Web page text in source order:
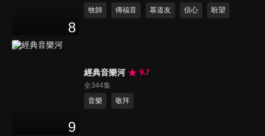
8
牧師 傳福音 慕道友 信心 盼望
9
經典音樂河
9.7
全344集
音樂
敬拜